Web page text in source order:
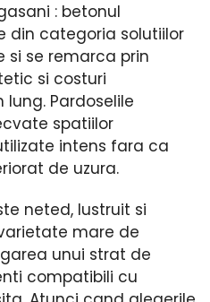
: betonul
din categoria solutiilor
si se remarca prin
si costuri
Pardoselile
spatiilor
intens fara ca
de uzura.
neted, lustruit si
mare de
unui strat de
compatibili cu